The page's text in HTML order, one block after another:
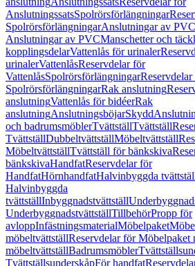
AnslutningssatsSpolrörsförlängningar
SpolrörsförlängningarAnslutningar av PVC
Anslutningar av PVCManschetter och
kopplingsdelarVattenlås för urinaler
urinalerVattenlåsReservdelar för
VattenlåsSpolrörsförlängningar
SpolrörsförlängningarRak anslutning
anslutningVattenlås för bidéerRak
anslutningAnslutningsböjarSkydd
och badrumsmöblerTvättställTvättställ
TvättställDubbeltvättställMöbeltvättställ
MöbeltvättställTvättställ för bänkskiva
bänkskivaHandfatReservdelar för
HandfatHörnhandfatHalvinbyggda
Halvinbyggda
tvättställInbyggnadstvättställ
UnderbyggnadstvättställTillbehörPropp för
avloppInfästningsmaterialMöbelpaket
möbeltvättställReservdelar för Möbelpaket
möbeltvättställBadrumsmöbler
TvättställsunderskåpFör handfat